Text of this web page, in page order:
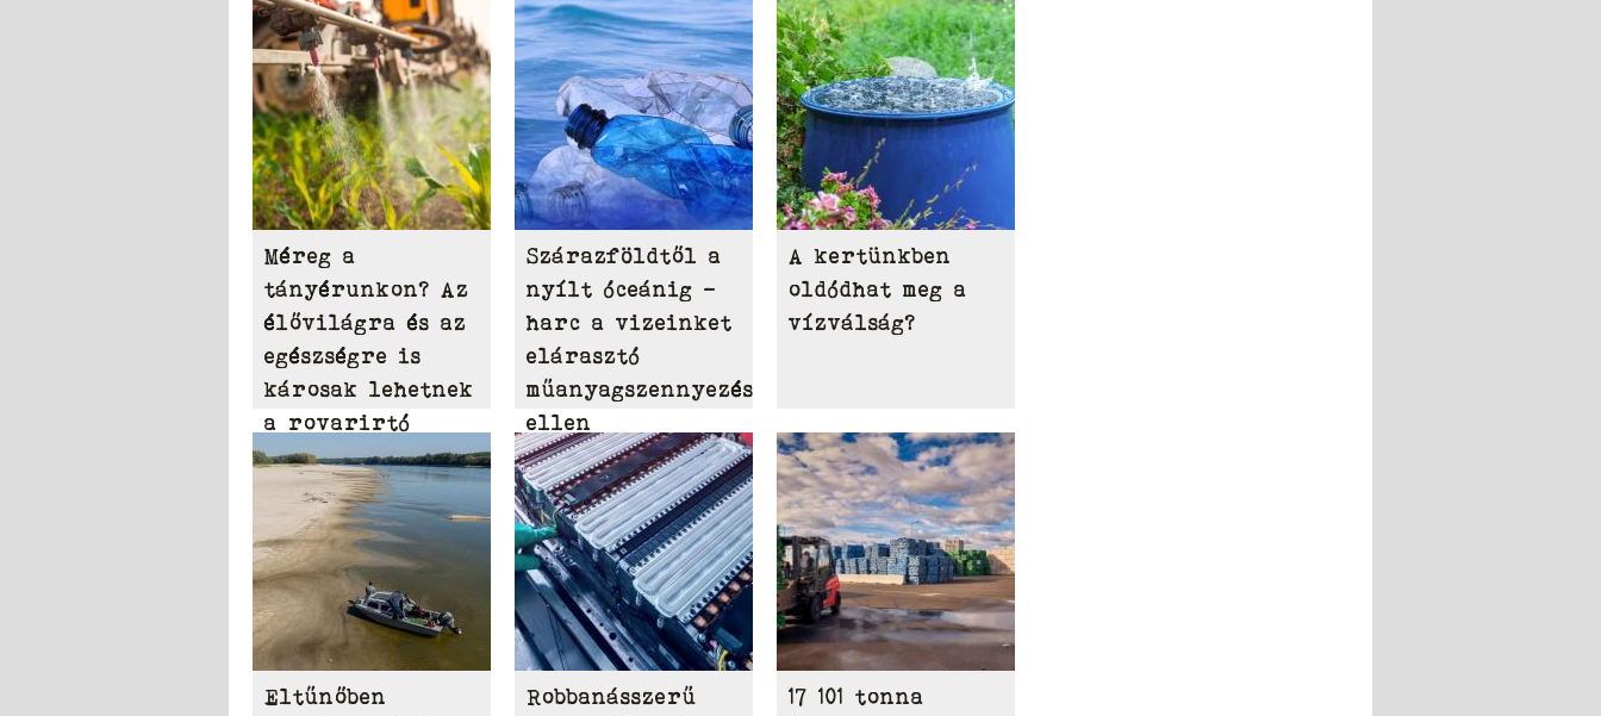
Méreg a
tányérunkon? Az
élővilágra és az
egészségre is
károsak lehetnek
a rovarirtó
szerek
Szárazföldtől a
nyílt óceánig –
harc a vizeinket
elárasztó
műanyagszennyezés
ellen
A kertünkben
oldódhat meg a
vízválság?
Eltűnőben
Robbanásszerű
17 101 tonna